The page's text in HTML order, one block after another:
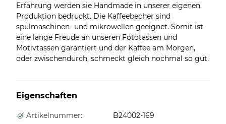
Erfahrung werden sie Handmade in unserer eigenen
Produktion bedruckt. Die Kaffeebecher sind
spülmaschinen- und mikrowellen geeignet. Somit ist
eine lange Freude an unseren Fototassen und
Motivtassen garantiert und der Kaffee am Morgen,
oder zwischendurch, schmeckt gleich nochmal so gut.
Eigenschaften
Artikelnummer:
B24002-169